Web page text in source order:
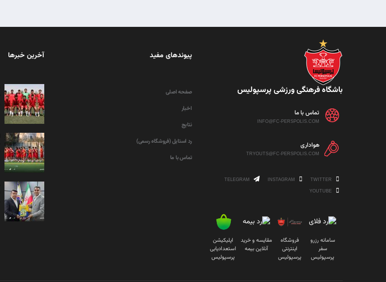
باشگاه فرهنگی ورزشی پرسپولیس
تماس با ما
INFO@FC-PERSPOLIS.COM
هواداری
TRYOUTS@FC-PERSPOLIS.COM
سامانه رزرو
سفر
پرسپولیس
فروشگاه
اینترنتی
پرسپولیس
مقایسه و خرید
آنلاین بیمه
اپلیکیشن
استعدادیابی
پرسپولیس
پیوندهای مفید
صفحه اصلی
اخبار
نتایج
رد استایل (فروشگاه رسمی)
تماس با ما
آخرین خبرها